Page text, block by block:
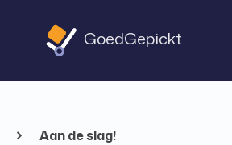
GoedGepickt
Aan de slag!